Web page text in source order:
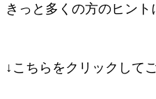
きっと多くの方のヒント
↓こちらをクリックして